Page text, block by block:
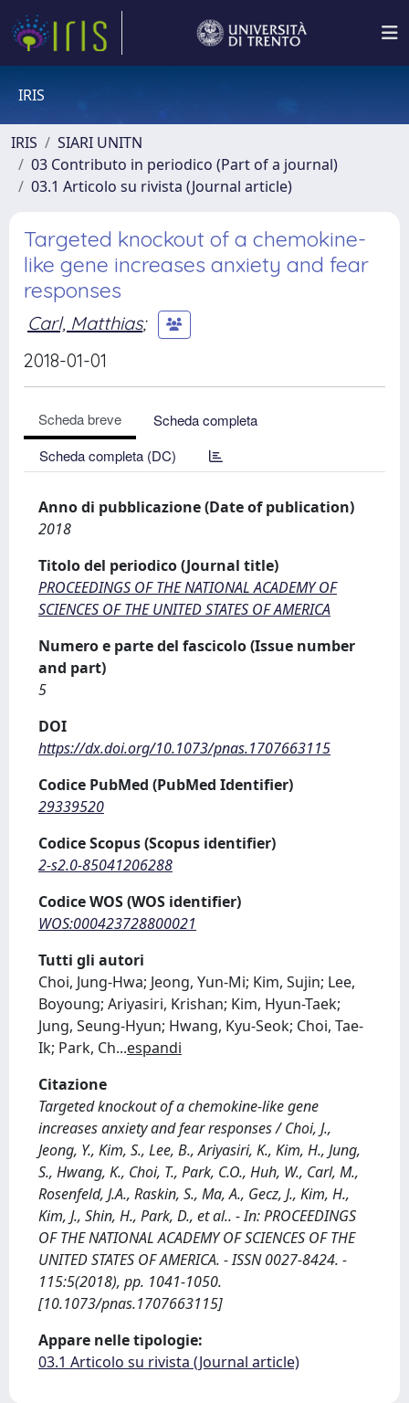
IRIS
IRIS
SIARI UNITN
03 Contributo in periodico (Part of a journal)
03.1 Articolo su rivista (Journal article)
Targeted knockout of a chemokine-
like gene increases anxiety and fear
responses
Carl, Matthias;
2018-01-01
Scheda breve
Scheda completa
Scheda completa (DC)
Anno di pubblicazione (Date of publication)
2018
Titolo del periodico (Journal title)
PROCEEDINGS OF THE NATIONAL ACADEMY OF
SCIENCES OF THE UNITED STATES OF AMERICA
Numero e parte del fascicolo (Issue number
and part)
5
DOI
https://dx.doi.org/10.1073/pnas.1707663115
Codice PubMed (PubMed Identifier)
29339520
Codice Scopus (Scopus identifier)
2-s2.0-85041206288
Codice WOS (WOS identifier)
WOS:000423728800021
Tutti gli autori
Choi, Jung-Hwa; Jeong, Yun-Mi; Kim, Sujin; Lee,
Boyoung; Ariyasiri, Krishan; Kim, Hyun-Taek;
Jung, Seung-Hyun; Hwang, Kyu-Seok; Choi, Tae-
Ik; Park, Ch...espandi
Citazione
Targeted knockout of a chemokine-like gene
increases anxiety and fear responses / Choi, J.,
Jeong, Y., Kim, S., Lee, B., Ariyasiri, K., Kim, H., Jung,
S., Hwang, K., Choi, T., Park, C.O., Huh, W., Carl, M.,
Rosenfeld, J.A., Raskin, S., Ma, A., Gecz, J., Kim, H.,
Kim, J., Shin, H., Park, D., et al.. - In: PROCEEDINGS
OF THE NATIONAL ACADEMY OF SCIENCES OF THE
UNITED STATES OF AMERICA. - ISSN 0027-8424. -
115:5(2018), pp. 1041-1050.
[10.1073/pnas.1707663115]
Appare nelle tipologie:
03.1 Articolo su rivista (Journal article)